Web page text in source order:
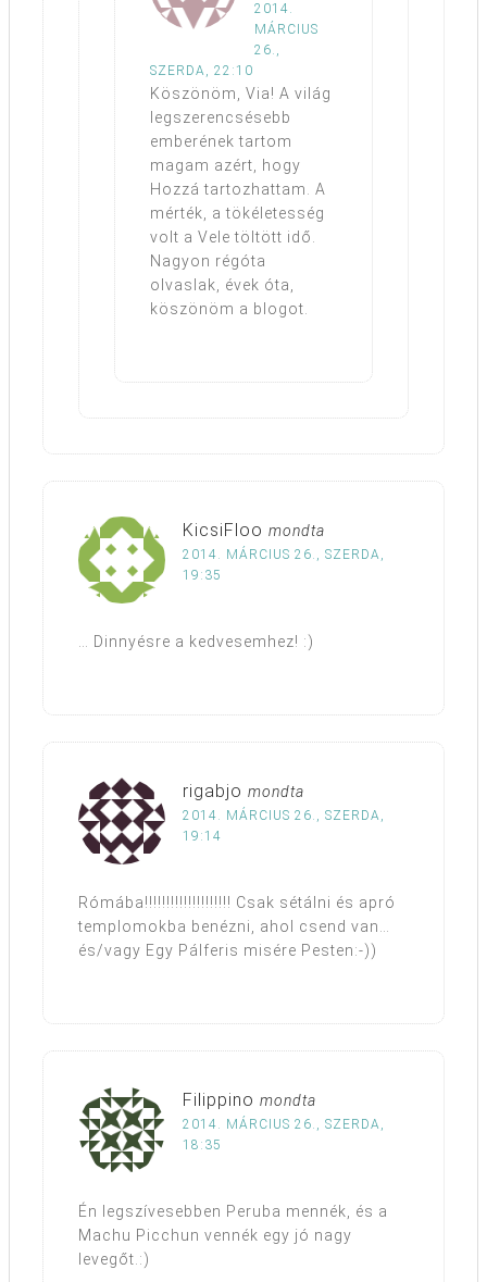
2014.
MÁRCIUS
26.,
SZERDA, 22:10
Köszönöm, Via! A világ
legszerencsésebb
emberének tartom
magam azért, hogy
Hozzá tartozhattam. A
mérték, a tökéletesség
volt a Vele töltött idő.
Nagyon régóta
olvaslak, évek óta,
köszönöm a blogot.
KicsiFloo mondta
2014. MÁRCIUS 26., SZERDA,
19:35
… Dinnyésre a kedvesemhez! :)
rigabjo mondta
2014. MÁRCIUS 26., SZERDA,
19:14
Rómába!!!!!!!!!!!!!!!!!!!! Csak sétálni és apró
templomokba benézni, ahol csend van…
és/vagy Egy Pálferis misére Pesten:-))
Filippino mondta
2014. MÁRCIUS 26., SZERDA,
18:35
Én legszívesebben Peruba mennék, és a
Machu Picchun vennék egy jó nagy
levegőt.:)